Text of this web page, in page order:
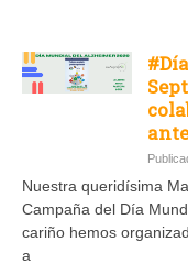
Nuestra queridísima
Campaña del Día
cariño hemos
a